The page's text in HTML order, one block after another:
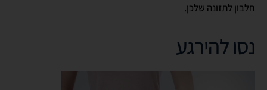
חלבון לתזונה שלכן.
נסו להירגע